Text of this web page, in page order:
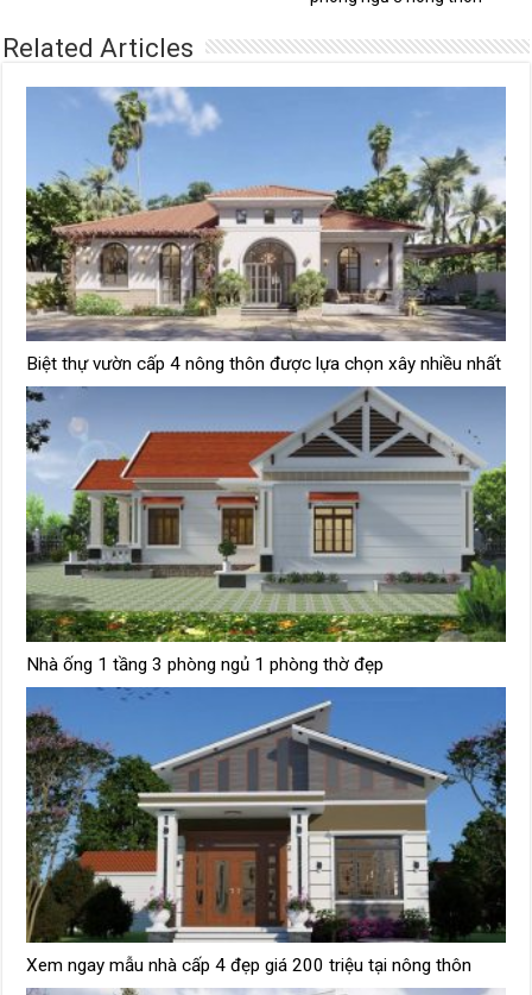
Related Articles
Biệt thự vườn cấp 4 nông thôn được lựa chọn xây nhiều nhất
Nhà ống 1 tầng 3 phòng ngủ 1 phòng thờ đẹp
Xem ngay mẫu nhà cấp 4 đẹp giá 200 triệu tại nông thôn